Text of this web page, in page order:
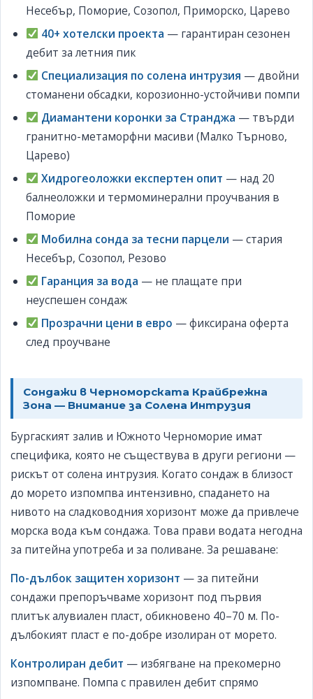
Несебър, Поморие, Созопол, Приморско, Царево
40+ хотелски проекта — гарантиран сезонен
дебит за летния пик
Специализация по солена интрузия — двойни
стоманени обсадки, корозионно-устойчиви помпи
Диамантени коронки за Странджа — твърди
гранитно-метаморфни масиви (Малко Търново,
Царево)
Хидрогеоложки експертен опит — над 20
балнеоложки и термоминерални проучвания в
Поморие
Мобилна сонда за тесни парцели — стария
Несебър, Созопол, Резово
Гаранция за вода — не плащате при
неуспешен сондаж
Прозрачни цени в евро — фиксирана оферта
след проучване
Сондажи в Черноморската Крайбрежна
Зона — Внимание за Солена Интрузия
Бургаският залив и Южното Черноморие имат
специфика, която не съществува в други региони —
рискът от солена интрузия. Когато сондаж в близост
до морето изпомпва интензивно, спадането на
нивото на сладководния хоризонт може да привлече
морска вода към сондажа. Това прави водата негодна
за питейна употреба и за поливане. За решаване:
По-дълбок защитен хоризонт — за питейни
сондажи препоръчваме хоризонт под първия
плитък алувиален пласт, обикновено 40–70 м. По-
дълбокият пласт е по-добре изолиран от морето.
Контролиран дебит — избягване на прекомерно
изпомпване. Помпа с правилен дебит спрямо